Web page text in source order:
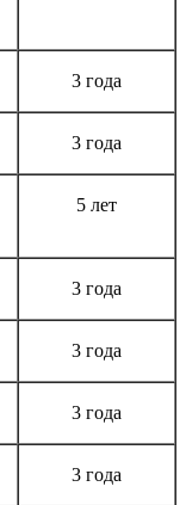
3 года
3 года
5 лет
3 года
3 года
3 года
3 года